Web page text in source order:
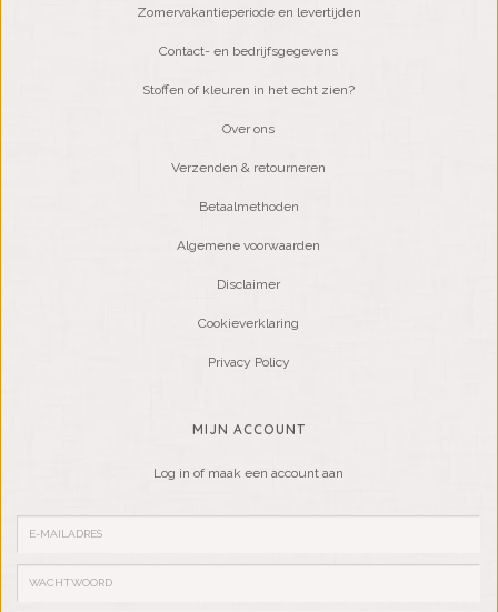
Zomervakantieperiode en levertijden
Contact- en bedrijfsgegevens
Stoffen of kleuren in het echt zien?
Over ons
Verzenden & retourneren
Betaalmethoden
Algemene voorwaarden
Disclaimer
Cookieverklaring
Privacy Policy
MIJN ACCOUNT
Log in of maak een account aan